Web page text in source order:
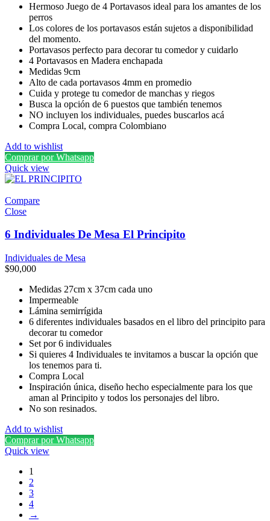
Hermoso Juego de 4 Portavasos ideal para los amantes de los
perros
Los colores de los portavasos están sujetos a disponibilidad
del momento.
Portavasos perfecto para decorar tu comedor y cuidarlo
4 Portavasos en Madera enchapada
Medidas 9cm
Alto de cada portavasos 4mm en promedio
Cuida y protege tu comedor de manchas y riegos
Busca la opción de 6 puestos que también tenemos
NO incluyen los individuales, puedes buscarlos acá
Compra Local, compra Colombiano
Add to wishlist
Comprar por Whatsapp
Quick view
Compare
Close
6 Individuales De Mesa El Principito
Individuales de Mesa
$90,000
Medidas 27cm x 37cm cada uno
Impermeable
Lámina semirrígida
6 diferentes individuales basados en el libro del principito para
decorar tu comedor
Set por 6 individuales
Si quieres 4 Individuales te invitamos a buscar la opción que
los tenemos para ti.
Compra Local
Inspiración única, diseño hecho especialmente para los que
aman al Principito y todos los personajes del libro.
No son resinados.
Add to wishlist
Comprar por Whatsapp
Quick view
1
2
3
4
→